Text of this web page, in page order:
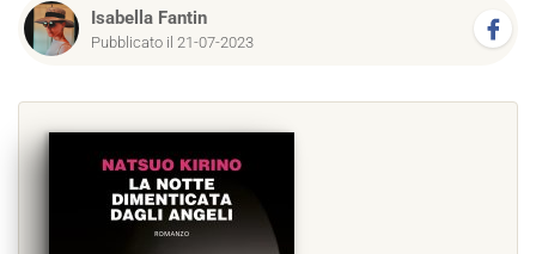
Isabella Fantin
Pubblicato il 21-07-2023